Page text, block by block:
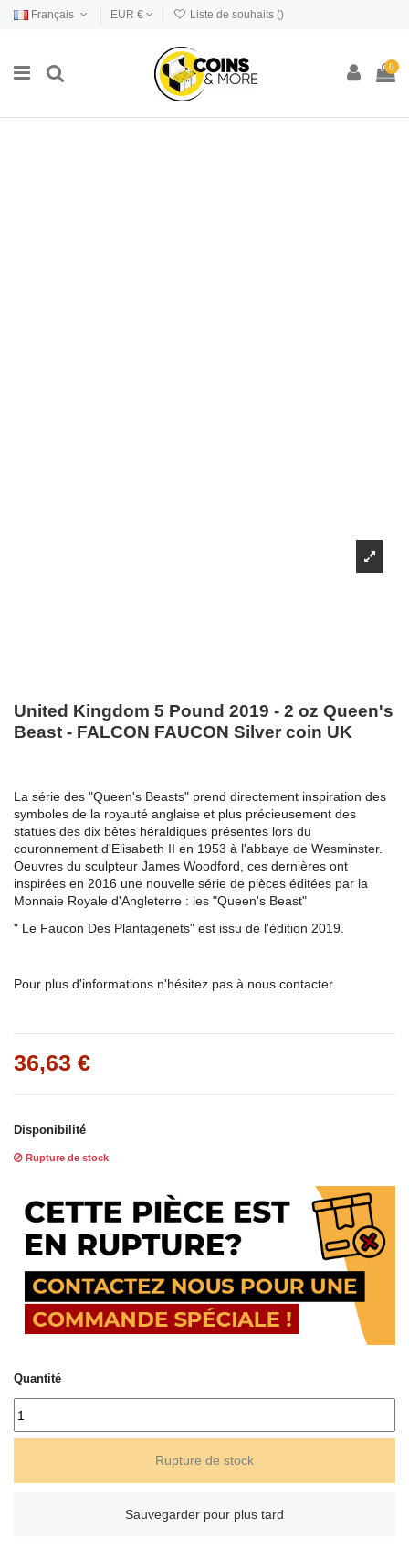
Français EUR € Liste de souhaits ()
0
United Kingdom 5 Pound 2019 - 2 oz Queen's
Beast - FALCON FAUCON Silver coin UK
La série des "Queen's Beasts" prend directement inspiration des
symboles de la royauté anglaise et plus précieusement des
statues des dix bêtes héraldiques présentes lors du
couronnement d'Elisabeth II en 1953 à l'abbaye de Wesminster.
Oeuvres du sculpteur James Woodford, ces dernières ont
inspirées en 2016 une nouvelle série de pièces éditées par la
Monnaie Royale d'Angleterre : les "Queen's Beast"
" Le Faucon Des Plantagenets" est issu de l'édition 2019.
Pour plus d'informations n'hésitez pas à nous contacter.
36,63 €
Disponibilité
Rupture de stock
Quantité
Rupture de stock
Sauvegarder pour plus tard